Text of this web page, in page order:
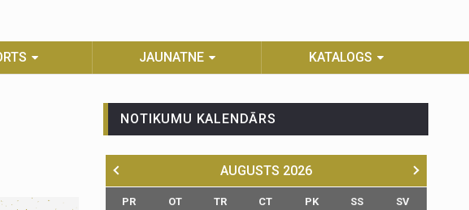
JAUNATNE KATALOGS
NOTIKUMU KALENDĀRS
AUGUSTS 2026
PR OT TR CT PK SS SV